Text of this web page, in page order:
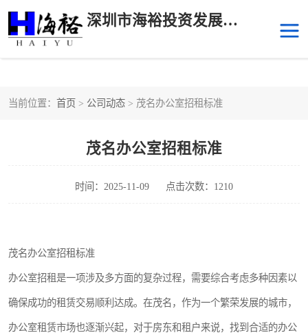
深圳市海裕投资发展有限公司
当前位置： 首页 > 公司动态 > 茂名办公室招租标准
茂名办公室招租标准
时间：2025-11-09 点击次数：1210
茂名办公室招租标准
办公室招租是一项涉及多方面的复杂过程，需要综合考虑多种因素以
确保成功的租赁交易顺利达成。在茂名，作为一个繁荣发展的城市，
办公室租赁市场也逐渐兴起，对于房东和租户来说，找到合适的办公
南山华侨城
深圳湾科技生态园
深圳宝安
龙华 罗湖区